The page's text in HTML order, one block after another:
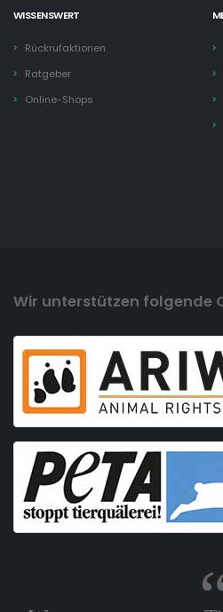
WISSENSWERT
Rückrufaktionen
Ratgeber
Online-Shops
Wir unterstützen folgende